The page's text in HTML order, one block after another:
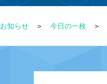
お知らせ 今日の一枚